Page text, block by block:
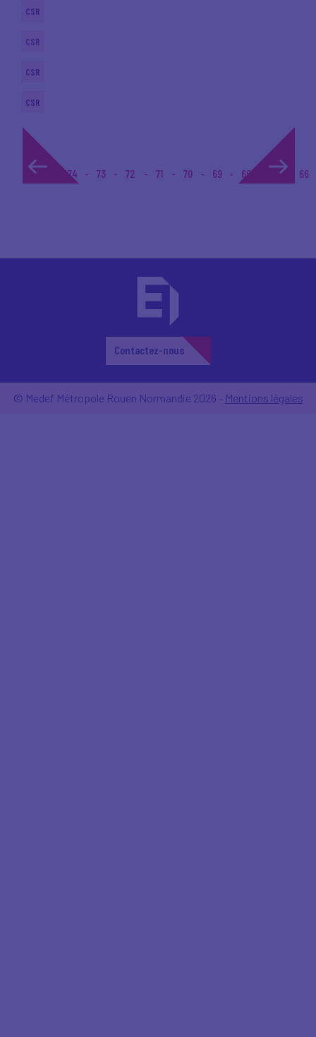
CSR
CSR
CSR
CSR
1... 74 73 72 71 70 69 68 66
Contactez-nous
© Medef Métropole Rouen Normandie 2026 - Mentions légales